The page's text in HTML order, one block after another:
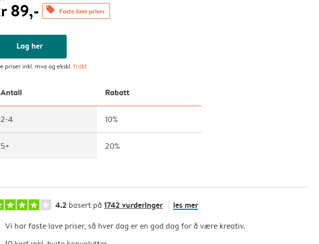
89,- offers Faste lave priser
Lag her
priser inkl. mva og ekskl.frakt
Antall Rabatt
2-4 10%
5+ 20%
4.2 basert på 1742 vurderinger les mer
Vi har faste lave priser, så hver dag er en god dag for å være kreativ.